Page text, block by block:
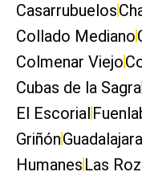
Casarrubuelos
Collado Mediano
Colmenar Viejo
Cubas de la Sagra
El Escorial
GriñónGuadalajara
Humanes Las